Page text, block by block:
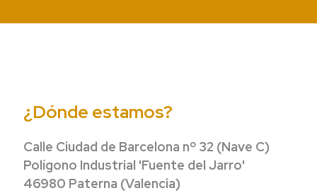
¿Dónde estamos?
Calle Ciudad de Barcelona nº 32 (Nave C)
Polígono Industrial 'Fuente del Jarro'
46980 Paterna (Valencia)